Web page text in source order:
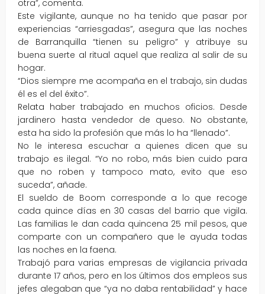
otra”, comenta.
Este vigilante, aunque no ha tenido que pasar por
experiencias “arriesgadas”, asegura que las noches
de Barranquilla “tienen su peligro” y atribuye su
buena suerte al ritual aquel que realiza al salir de su
hogar.
“Dios siempre me acompaña en el trabajo, sin dudas
él es el del éxito”.
Relata haber trabajado en muchos oficios. Desde
jardinero hasta vendedor de queso. No obstante,
esta ha sido la profesión que más lo ha “llenado”.
No le interesa escuchar a quienes dicen que su
trabajo es ilegal. “Yo no robo, más bien cuido para
que no roben y tampoco mato, evito que eso
suceda”, añade.
El sueldo de Boom corresponde a lo que recoge
cada quince días en 30 casas del barrio que vigila.
Las familias le dan cada quincena 25 mil pesos, que
comparte con un compañero que le ayuda todas
las noches en la faena.
Trabajó para varias empresas de vigilancia privada
durante 17 años, pero en los últimos dos empleos sus
jefes alegaban que “ya no daba rentabilidad” y hace